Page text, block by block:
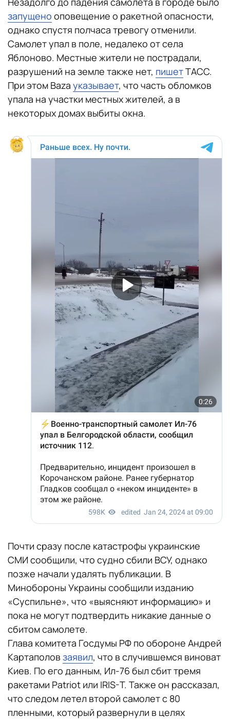
запущено оповещение о ракетной опасности,
однако спустя полчаса тревогу отменили.
Самолет упал в поле, недалеко от села
Яблоново. Местные жители не пострадали,
разрушений на земле также нет, пишетТАСС.
При этом Baza указывает, что часть обломков
упала на участки местных жителей, а в
некоторых домах выбиты окна.
Почти сразу после катастрофы украинские
СМИ сообщили, что судно сбили ВСУ, однако
позже начали удалять публикации. В
Минобороны Украины сообщили изданию
«Суспильне», что «выясняют информацию» и
пока не могут подтвердить никакие данные о
сбитом самолете.
Глава комитета Госдумы РФ по обороне Андрей
Картаполов заявил, что в случившемся виноват
Киев. По его данным, Ил-76 был сбит тремя
ракетами Patriot или IRIS-T. Также он рассказал,
что следом летел второй самолет с 80
пленными, который развернули в целях